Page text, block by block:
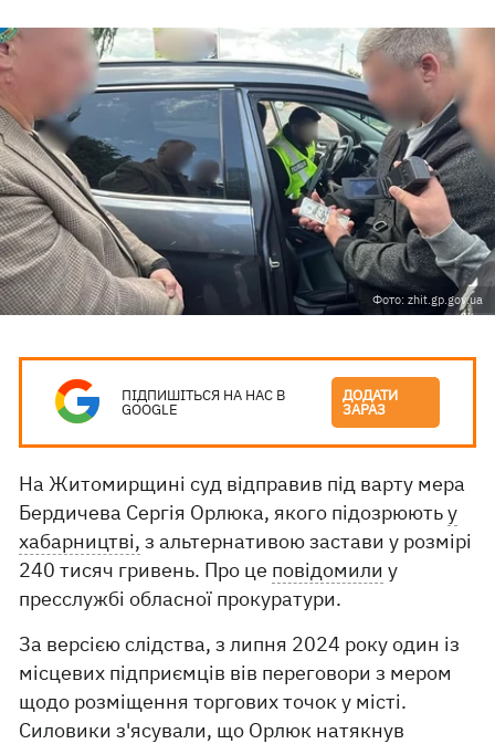
Фото: zhit.gp.gov.ua
ПІДПИШІТЬСЯ НА НАС В
GOOGLE
ДОДАТИ
ЗАРАЗ
На Житомирщині суд відправив під варту мера
Бердичева Сергія Орлюка, якого підозрюютьу
хабарництві, з альтернативою застави у розмірі
240 тисяч гривень. Про це повідомили у
пресслужбі обласної прокуратури.
За версією слідства, з липня 2024 року один із
місцевих підприємців вів переговори з мером
щодо розміщення торгових точок у місті.
Силовики з'ясували, що Орлюк натякнув